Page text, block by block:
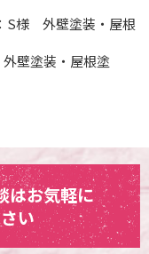
S様 外壁塗装・屋根
壁塗装・屋根塗
はお気軽に
い